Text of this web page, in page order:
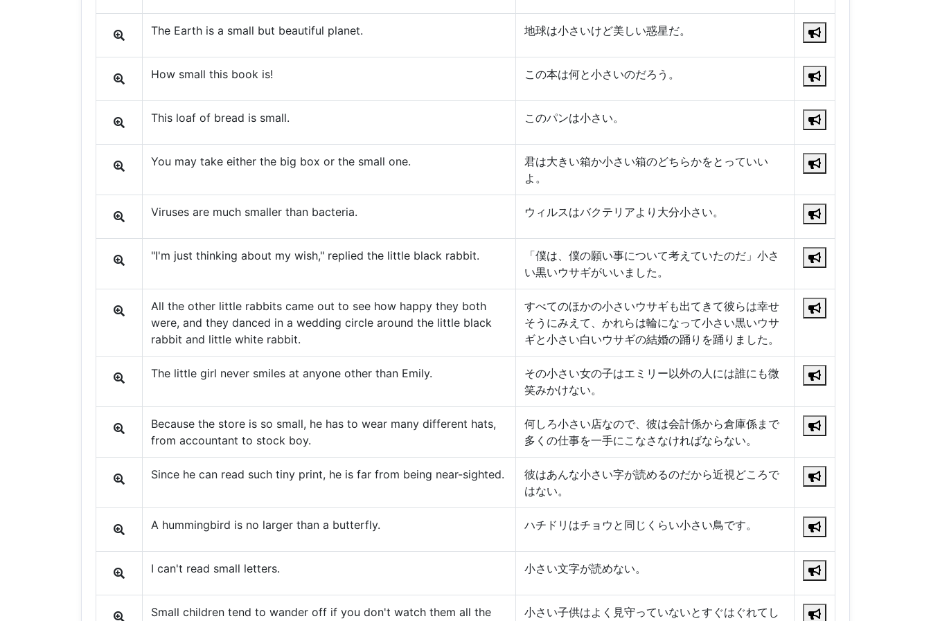
The Earth is a small but beautiful planet. 地球は小さいけど美しい惑星だ。
How small this book is! この本は何と小さいのだろう。
This loaf of bread is small. このパンは小さい。
You may take either the big box or the small one.
君は大きい箱か小さい箱のどちらかをとっていい
よ。
Viruses are much smaller than bacteria. ウィルスはバクテリアより大分小さい。
"I'm just thinking about my wish," replied the little black rabbit.
「僕は、僕の願い事について考えていたのだ」小さ
い黒いウサギがいいました。
All the other little rabbits came out to see how happy they both
were, and they danced in a wedding circle around the little black
rabbit and little white rabbit.
すべてのほかの小さいウサギも出てきて彼らは幸せ
そうにみえて、かれらは輪になって小さい黒いウサ
ギと小さい白いウサギの結婚の踊りを踊りました。
The little girl never smiles at anyone other than Emily.
その小さい女の子はエミリー以外の人には誰にも微
笑みかけない。
Because the store is so small, he has to wear many different hats,
from accountant to stock boy.
何しろ小さい店なので、彼は会計係から倉庫係まで
多くの仕事を一手にこなさなければならない。
Since he can read such tiny print, he is far from being near-sighted.
彼はあんな小さい字が読めるのだから近視どころで
はない。
A hummingbird is no larger than a butterfly. ハチドリはチョウと同じくらい小さい鳥です。
I can't read small letters. 小さい文字が読めない。
Small children tend to wander off if you don't watch them all the
小さい子供はよく見守っていないとすぐはぐれてし